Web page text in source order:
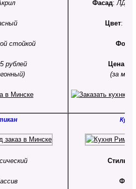
стойкой
рублей
Фасад:ЛДСП
Цвет:
Цена:
(за
Стиль